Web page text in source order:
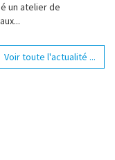
un atelier de
Voir toute l'actualité ...